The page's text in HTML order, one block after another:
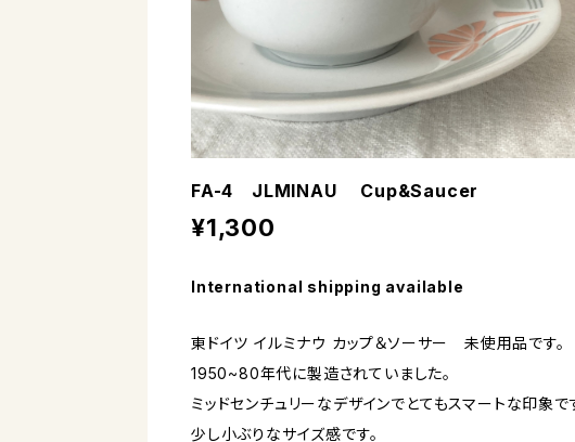
FA-4 JLMINAU Cup&Saucer
¥1,300
International shipping available
東ドイツ イルミナウ カップ＆ソーサー 未使用品です。
1950~80年代に製造されていました。
ミッドセンチュリーなデザインでとてもスマートな印象で
少し小ぶりなサイズ感です。